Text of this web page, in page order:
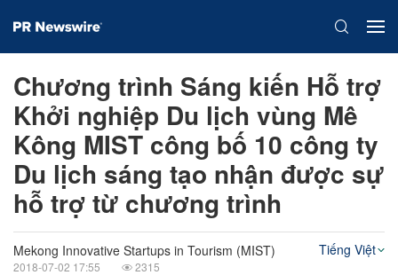
Chương trình Sáng kiến Hỗ trợ
Khởi nghiệp Du lịch vùng Mê
Kông MIST công bố 10 công ty
Du lịch sáng tạo nhận được sự
hỗ trợ từ chương trình
Mekong Innovative Startups in Tourism (MIST)
2018-07-02 17:55 2315
Tiếng Việt